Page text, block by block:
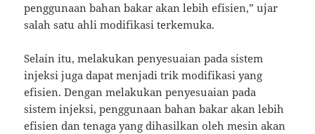
penggunaan bahan bakar akan lebih efisien,” ujar
salah satu ahli modifikasi terkemuka.
Selain itu, melakukan penyesuaian pada sistem
injeksi juga dapat menjadi trik modifikasi yang
efisien. Dengan melakukan penyesuaian pada
sistem injeksi, penggunaan bahan bakar akan lebih
efisien dan tenaga yang dihasilkan oleh mesin akan